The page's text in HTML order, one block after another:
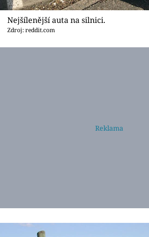
Nejšílenější auta na silnici.
Zdroj: reddit.com